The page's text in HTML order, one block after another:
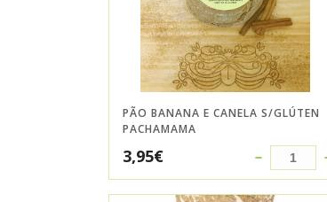
PÃO BANANA E CANELA S/GLÚTEN
PACHAMAMA
3,95€